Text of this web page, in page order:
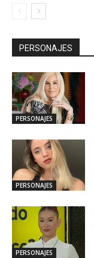
PERSONAJES
PERSONAJES
PERSONAJES
PERSONAJES